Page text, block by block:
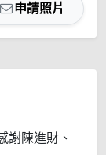
申請照片
謝陳進財、